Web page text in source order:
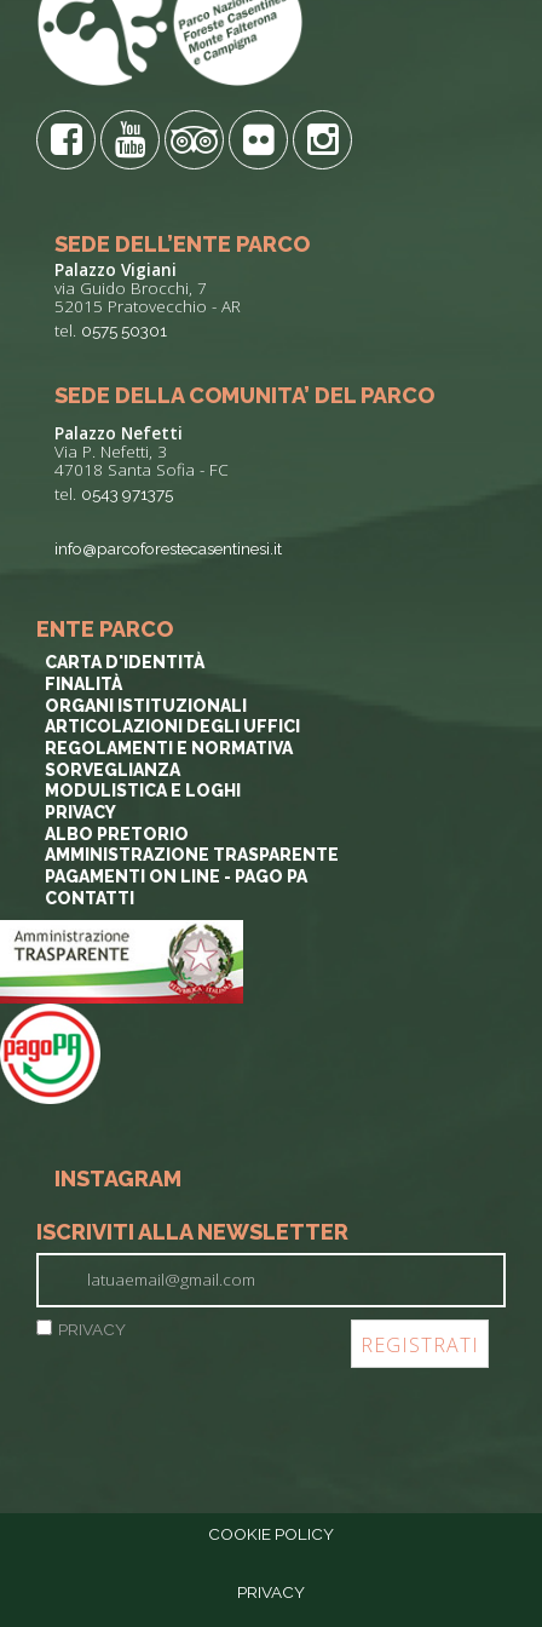
SEDE DELL’ENTE PARCO
Palazzo Vigiani
via Guido Brocchi, 7
52015 Pratovecchio - AR
tel. 0575 50301
SEDE DELLA COMUNITA’ DEL PARCO
Palazzo Nefetti
Via P. Nefetti, 3
47018 Santa Sofia - FC
tel. 0543 971375
info@parcoforestecasentinesi.it
ENTE PARCO
CARTA D'IDENTITÀ
FINALITÀ
ORGANI ISTITUZIONALI
ARTICOLAZIONI DEGLI UFFICI
REGOLAMENTI E NORMATIVA
SORVEGLIANZA
MODULISTICA E LOGHI
PRIVACY
ALBO PRETORIO
AMMINISTRAZIONE TRASPARENTE
PAGAMENTI ON LINE - PAGO PA
CONTATTI
INSTAGRAM
ISCRIVITI ALLA NEWSLETTER
PRIVACY
COOKIE POLICY
PRIVACY